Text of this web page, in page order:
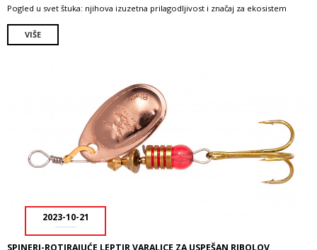
Pogled u svet štuka: njihova izuzetna prilagodljivost i značaj za ekosistem
VIŠE
2023-10-21